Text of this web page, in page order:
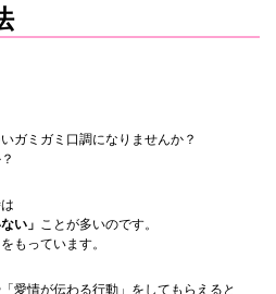
ガミガミ口調になりませんか？
い」 ことが多いのです。
をもっています。
愛情が伝わる行動」をしてもらえると